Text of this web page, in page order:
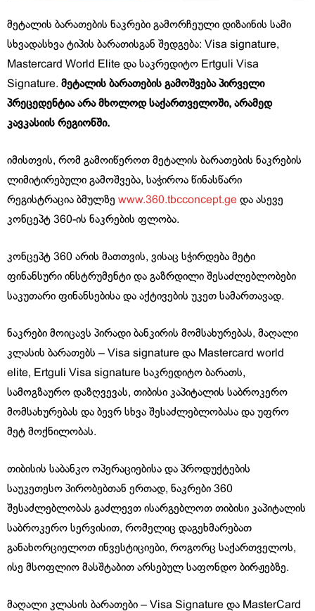
მეტალის ბარათების ნაკრები გამორჩეული დიზაინის სამი
სხვადასხვა ტიპის ბარათისგან შედგება: Visa signature,
Mastercard World Elite და საკრედიტო Ertguli Visa
Signature. მეტალის ბარათების გამოშვება პირველი
პრეცედენტია არა მხოლოდ საქართველოში, არამედ
კავკასიის რეგიონში.
იმისთვის, რომ გამოიწეროთ მეტალის ბარათების ნაკრების
ლიმიტირებული გამოშვება, საჭიროა წინასწარი
რეგისტრაცია ბმულზე www.360.tbcconcept.ge და ასევე
კონცეპტ 360-ის ნაკრების ფლობა.
კონცეპტ 360 არის მათთვის, ვისაც სჭირდება მეტი
ფინანსური ინსტრუმენტი და გაზრდილი შესაძლებლობები
საკუთარი ფინანსებისა და აქტივების უკეთ სამართავად.
ნაკრები მოიცავს პირადი ბანკირის მომსახურებას, მაღალი
კლასის ბარათებს – Visa signature და Mastercard world
elite, Ertguli Visa signature საკრედიტო ბარათს,
სამოგზაურო დაზღვევას, თიბისი კაპიტალის საბროკერო
მომსახურებას და ბევრ სხვა შესაძლებლობასა და უფრო
მეტ მოქნილობას.
თიბისის საბანკო ოპერაციებისა და პროდუქტების
საუკეთესო პირობებთან ერთად, ნაკრები 360
შესაძლებლობას გაძლევთ ისარგებლოთ თიბისი კაპიტალის
საბროკერო სერვისით, რომელიც დაგეხმარებათ
განახორციელოთ ინვესტიციები, როგორც საქართველოს,
ისე მსოფლიო მასშტაბით არსებულ საფონდო ბირჟებზე.
მაღალი კლასის ბარათები – Visa Signature და MasterCard